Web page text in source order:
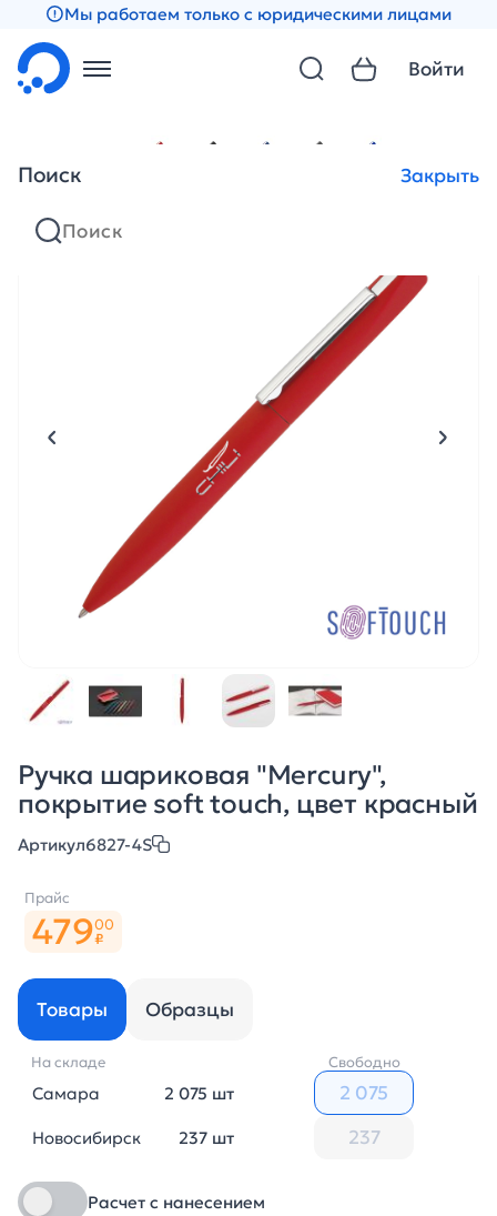
Мы работаем только с юридическими лицами
Поиск Закрыть
Войти
Ручка шариковая "Mercury",
покрытие soft touch, цвет красный
Артикул6827-4S
Прайс
47900
₽
Товары Образцы
На складе
Самара 2 075 шт
Новосибирск 237 шт
Свободно
Расчет с нанесением